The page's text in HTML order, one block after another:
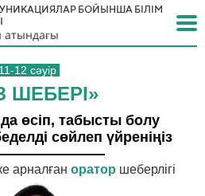
БОЙЫНША БІЛІМ
атындағы
11-12 сәуір
ШЕБЕРІ»
өсіп, табысты болу
сөйлеп үйреніңіз
арналған оратор шеберлігі